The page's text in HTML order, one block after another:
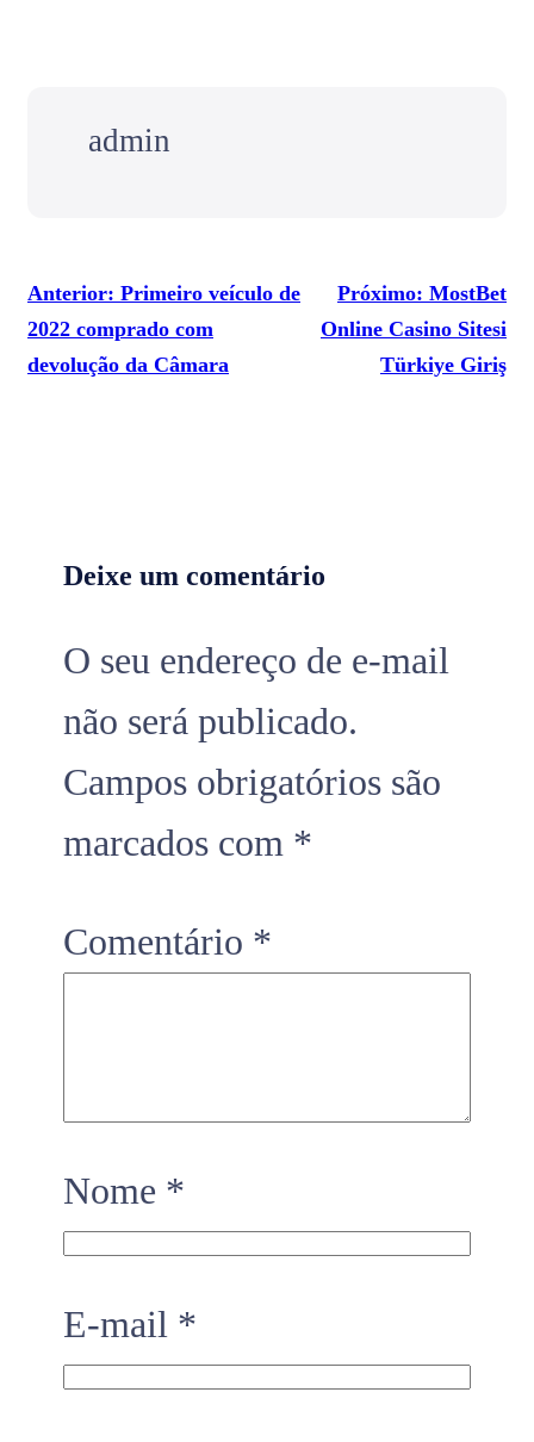
admin
Anterior: Primeiro veículo de
2022 comprado com
devolução da Câmara
Próximo: MostBet
Online Casino Sitesi
Türkiye Giriş
Deixe um comentário
O seu endereço de e-mail
não será publicado.
Campos obrigatórios são
marcados com *
Comentário *
Nome *
E-mail *